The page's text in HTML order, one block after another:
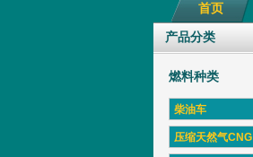
首页
产品分类
燃料种类
柴油车
压缩天然气CNG